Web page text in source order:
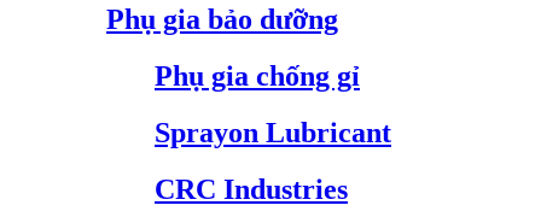
Phụ gia bảo dưỡng
Phụ gia chống gỉ
Sprayon Lubricant
CRC Industries